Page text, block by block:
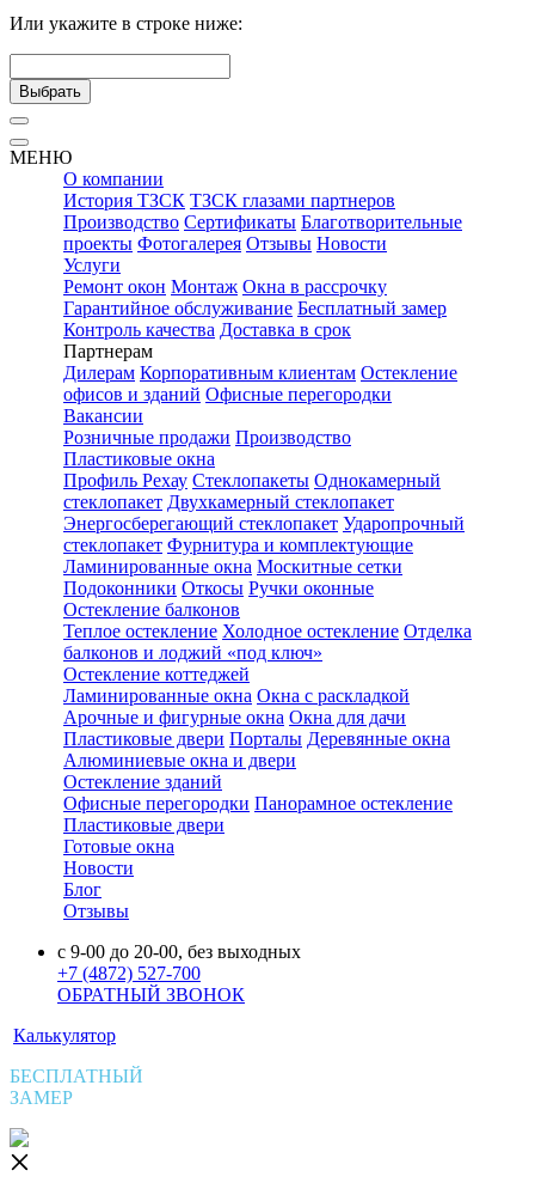
Или укажите в строке ниже:
Выбрать
МЕНЮ
О компании
История ТЗСК ТЗСК глазами партнеров
Производство Сертификаты Благотворительные
проекты Фотогалерея Отзывы Новости
Услуги
Ремонт окон Монтаж Окна в рассрочку
Гарантийное обслуживание Бесплатный замер
Контроль качества Доставка в срок
Партнерам
Дилерам Корпоративным клиентам Остекление
офисов и зданий Офисные перегородки
Вакансии
Розничные продажи Производство
Пластиковые окна
Профиль Рехау Стеклопакеты Однокамерный
стеклопакет Двухкамерный стеклопакет
Энергосберегающий стеклопакет Ударопрочный
стеклопакет Фурнитура и комплектующие
Ламинированные окна Москитные сетки
Подоконники Откосы Ручки оконные
Остекление балконов
Теплое остекление Холодное остекление Отделка
балконов и лоджий «под ключ»
Остекление коттеджей
Ламинированные окна Окна с раскладкой
Арочные и фигурные окна Окна для дачи
Пластиковые двери Порталы Деревянные окна
Алюминиевые окна и двери
Остекление зданий
Офисные перегородки Панорамное остекление
Пластиковые двери
Готовые окна
Новости
Блог
Отзывы
с 9-00 до 20-00, без выходных
+7 (4872) 527-700
ОБРАТНЫЙ ЗВОНОК
Калькулятор
БЕСПЛАТНЫЙ
ЗАМЕР